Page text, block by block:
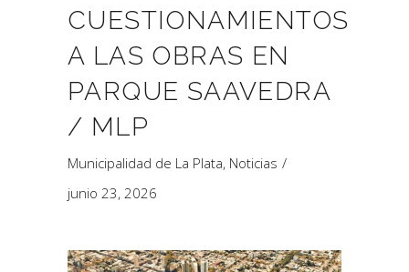
CUESTIONAMIENTOS
A LAS OBRAS EN
PARQUE SAAVEDRA
/ MLP
Municipalidad de La Plata, Noticias
junio 23, 2026